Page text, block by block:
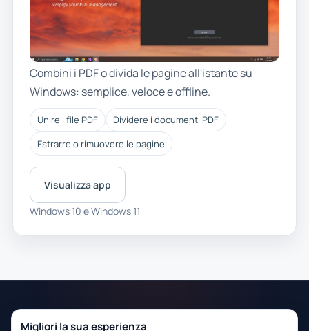
Combini i PDF o divida le pagine all'istante su
Windows: semplice, veloce e offline.
Unire i file PDF
Dividere i documenti PDF
Estrarre o rimuovere le pagine
Visualizza app
Windows 10 e Windows 11
Migliori la sua esperienza
RoxyApps Privacy